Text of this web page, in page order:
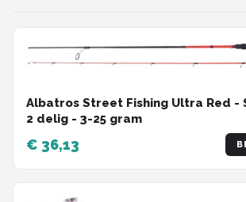
Albatros Street Fishing Ultra Red -
2 delig - 3-25 gram
€ 36,13